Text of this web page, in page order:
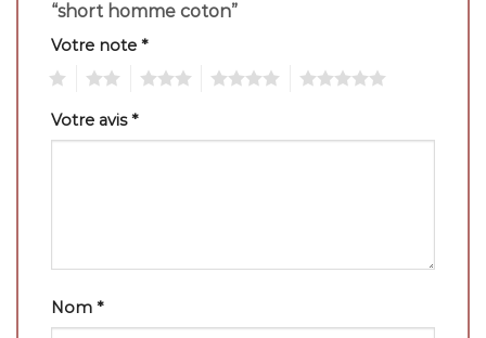
“short homme coton”
Votre note *
Votre avis*
Nom *